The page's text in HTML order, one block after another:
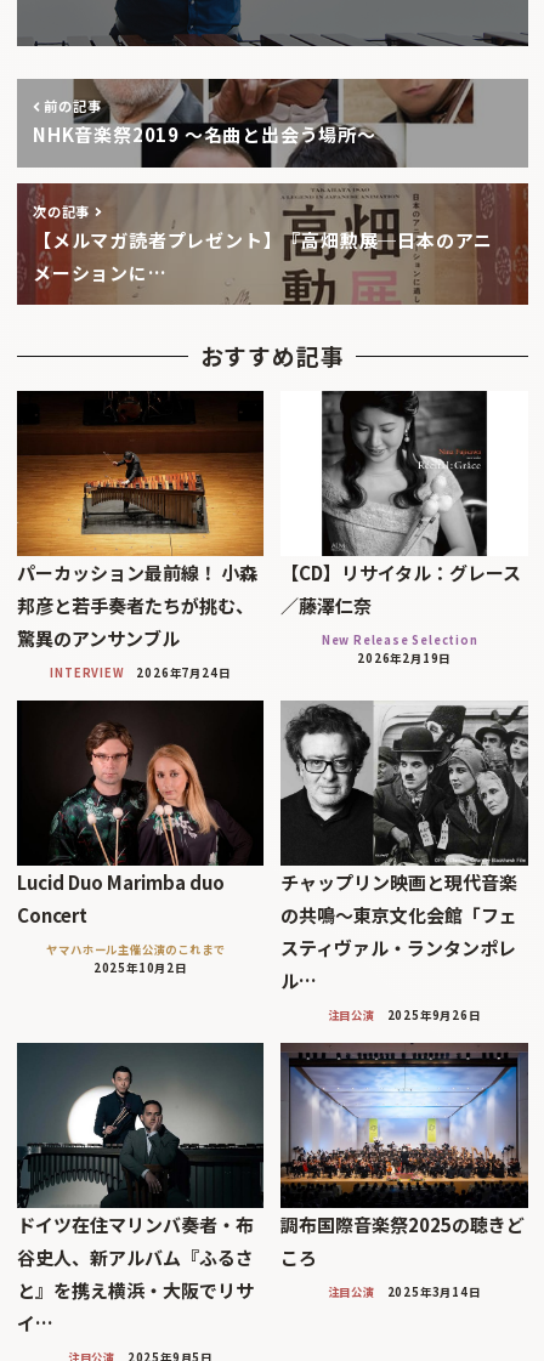
前の記事
NHK音楽祭2019 〜名曲と出会う場所〜
次の記事
【メルマガ読者プレゼント】『高畑勲展─日本のアニ
メーションに…
おすすめ記事
パーカッション最前線！ 小森
邦彦と若手奏者たちが挑む、
驚異のアンサンブル
INTERVIEW 2026年7月24日
【CD】リサイタル：グレース
／藤澤仁奈
New Release Selection
2026年2月19日
Lucid Duo Marimba duo
Concert
ヤマハホール主催公演のこれまで
2025年10月2日
チャップリン映画と現代音楽
の共鳴～東京文化会館「フェ
スティヴァル・ランタンポレ
ル…
注目公演 2025年9月26日
ドイツ在住マリンバ奏者・布
谷史人、新アルバム『ふるさ
と』を携え横浜・大阪でリサ
イ…
調布国際音楽祭2025の聴きど
ころ
注目公演 2025年3月14日